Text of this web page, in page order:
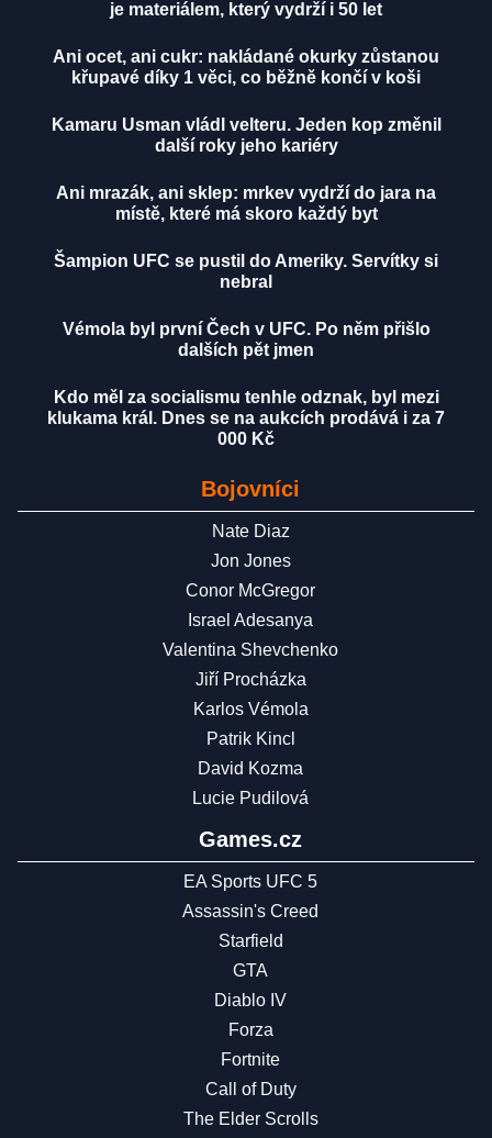
je materiálem, který vydrží i 50 let
Ani ocet, ani cukr: nakládané okurky zůstanou
křupavé díky 1 věci, co běžně končí v koši
Kamaru Usman vládl velteru. Jeden kop změnil
další roky jeho kariéry
Ani mrazák, ani sklep: mrkev vydrží do jara na
místě, které má skoro každý byt
Šampion UFC se pustil do Ameriky. Servítky si
nebral
Vémola byl první Čech v UFC. Po něm přišlo
dalších pět jmen
Kdo měl za socialismu tenhle odznak, byl mezi
klukama král. Dnes se na aukcích prodává i za 7
000 Kč
Bojovníci
Nate Diaz
Jon Jones
Conor McGregor
Israel Adesanya
Valentina Shevchenko
Jiří Procházka
Karlos Vémola
Patrik Kincl
David Kozma
Lucie Pudilová
Games.cz
EA Sports UFC 5
Assassin's Creed
Starfield
GTA
Diablo IV
Forza
Fortnite
Call of Duty
The Elder Scrolls